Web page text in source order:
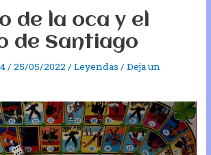
de la oca y el
de Santiago
/25/05/2022/Leyendas /Deja un